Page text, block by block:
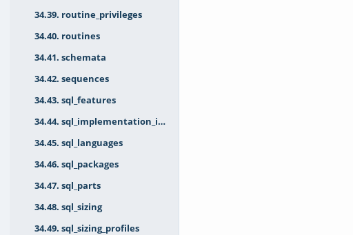
34.39. routine_privileges
34.40. routines
34.41. schemata
34.42. sequences
34.43. sql_features
34.44. sql_implementation_info
34.45. sql_languages
34.46. sql_packages
34.47. sql_parts
34.48. sql_sizing
34.49. sql_sizing_profiles